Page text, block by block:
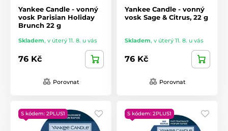
Yankee Candle - vonný
vosk Parisian Holiday
Brunch 22 g
Skladem, v úterý 11. 8. u vás
76 Kč
Porovnat
Yankee Candle - vonný
vosk Sage & Citrus, 22 g
Skladem, v úterý 11. 8. u vás
76 Kč
Porovnat
S kódem: 2PLUS1 S kódem: 2PLUS1